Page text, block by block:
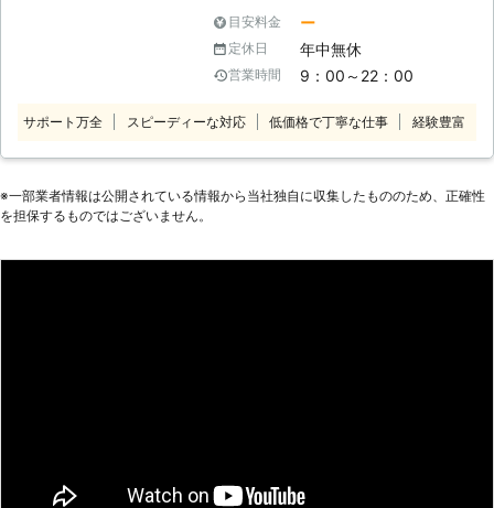
中で「ちょっとした人手が欲しい」と
き、ありませんか？ 体を動かせない
ときの買い物や、一人暮らしの家具移
動、テレビや電気機器の設置方法がわ
とが手に負えない……などなど。 そん
りごとなら どんなに小さなことで
事代行サービス、行っております
たします。 どんなに小さなことでも
目安料金 ー
定休日 年中無休
営業時間 9：00～22：00
サポート万全 スピーディーな対応 低価格で丁寧な仕事 経験豊富
※⼀部業者情報は公開されている情報から当社独⾃に収集したもののため、正確性
を担保するものではございません。